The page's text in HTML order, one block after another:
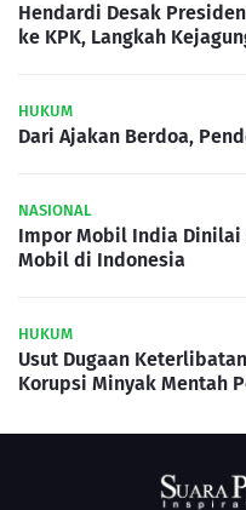
Hendardi Desak
ke KPK, Langkah
HUKUM
Dari Ajakan Berdoa,
NASIONAL
Impor Mobil India
Mobil di Indonesia
HUKUM
Usut Dugaan
Korupsi Minyak Mentah